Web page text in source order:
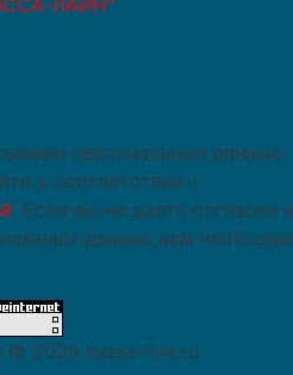
персональные данные
в соответствии с
. Если вы не даете согласия
данных,вам
© 2026 kassa-line.ru